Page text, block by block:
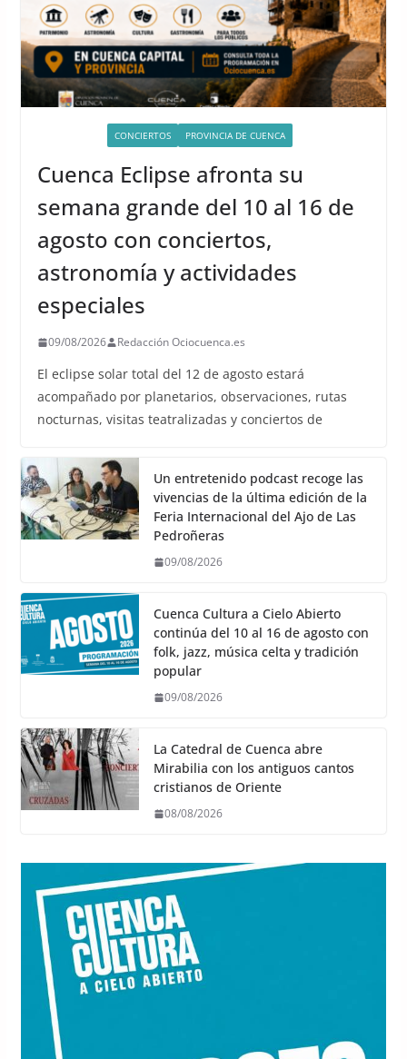
CONCIERTOS PROVINCIA DE CUENCA
Cuenca Eclipse afronta su
semana grande del 10 al 16 de
agosto con conciertos,
astronomía y actividades
especiales
09/08/2026 Redacción Ociocuenca.es
El eclipse solar total del 12 de agosto estará
acompañado por planetarios, observaciones, rutas
nocturnas, visitas teatralizadas y conciertos de
Un entretenido podcast recoge las
vivencias de la última edición de la
Feria Internacional del Ajo de Las
Pedroñeras
09/08/2026
Cuenca Cultura a Cielo Abierto
continúa del 10 al 16 de agosto con
folk, jazz, música celta y tradición
popular
09/08/2026
La Catedral de Cuenca abre
Mirabilia con los antiguos cantos
cristianos de Oriente
08/08/2026